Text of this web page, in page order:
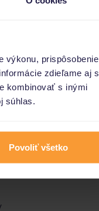
výkonu, prispôsobenie
zdieľame aj s
kombinovať s inými
súhlas.
Povoliť všetko